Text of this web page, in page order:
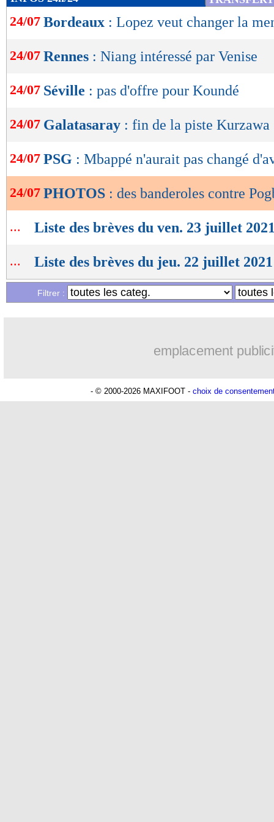
de
lecture
OK
24/07 Bordeaux : Lopez veut changer la
24/07 Rennes : Niang intéressé par Venise
24/07 Séville : pas d'offre pour Koundé
24/07 Galatasaray : fin de la piste Kurzawa
24/07 PSG : Mbappé n'aurait pas changé
24/07 PHOTOS : des banderoles contre
... Liste des brèves du ven. 23 juillet
... Liste des brèves du jeu. 22 juillet 2021
Filtrer :
emplacement
- © 2000-2026 MAXIFOOT - choix de